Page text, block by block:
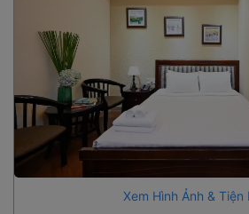
Xem Hình Ảnh & Tiện